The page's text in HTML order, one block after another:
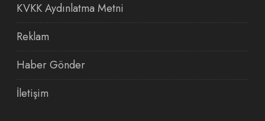
KVKK Aydınlatma Metni
Reklam
Haber Gönder
İletişim